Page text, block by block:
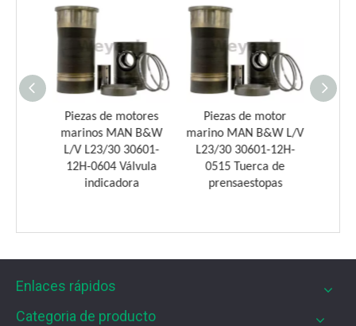
Los filtros UPF de Weyeah son ideales para motores
Piezas de motores
marinos MAN B&W
L/V L23/30 30601-
12H-0604 Válvula
indicadora
Piezas de motor
marino MAN B&W L/V
L23/30 30601-12H-
0515 Tuerca de
prensaestopas
Enlaces rápidos
Categoria de producto